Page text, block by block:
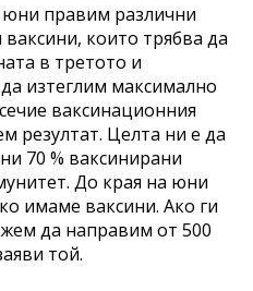
правим различни
които трябва да
в третото и
изтеглим максимално
ваксинационния
резултат. Целта ни е да
70 % ваксинирани
До края на юни
имаме ваксини. Ако ги
да направим от 500
той.